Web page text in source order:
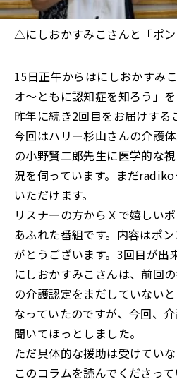
△にしおかすみこさんと「ポン
15日正午からはにしおかすみ
オ～ともに認知症を知ろう」を
昨年に続き2回目をお届けする
今回はハリー杉山さんの介護
の小野賢二郎先生に医学的な
況を伺っています。まだ
いただけます。
リスナーの方からＸで嬉しい
あふれた番組です。内容はポ
がとうございます。3回目が出
にしおかすみこさんは、前回
の介護認定をまだしていない
なっていたのですが、今回、
聞いてほっとしました。
ただ具体的な援助は受けてい
このコラムを読んでくださっ